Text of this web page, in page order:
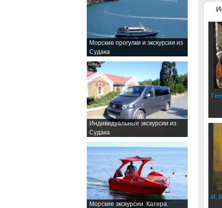
Морские прогулки и экскурсии из
Судака
Индивидуальные экскурсии из
Судака
Морские экскурсии. Катера.
И.